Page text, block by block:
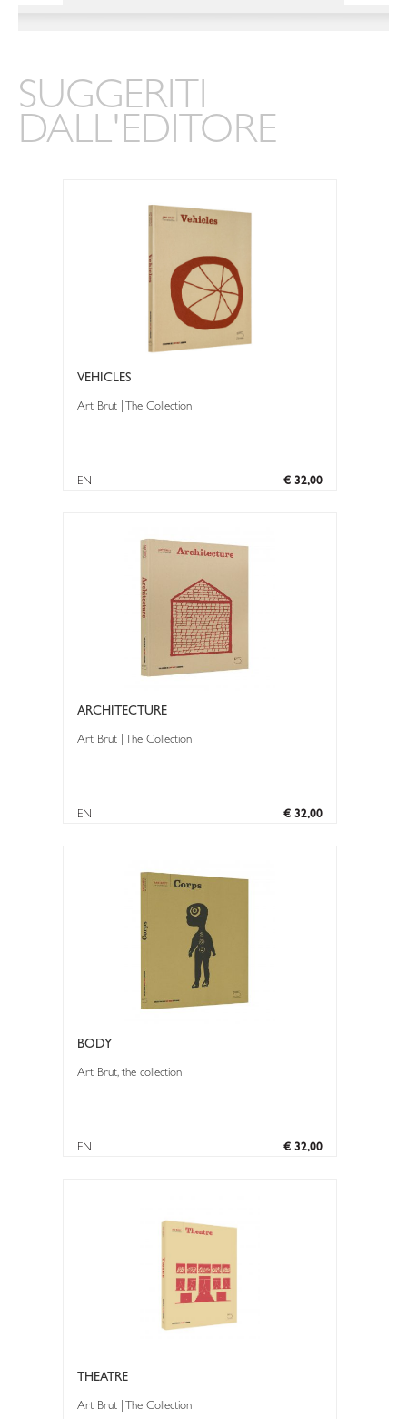
SUGGERITI
DALL'EDITORE
VEHICLES
Art Brut | The Collection
€ 32,00
EN
ARCHITECTURE
Art Brut | The Collection
€ 32,00
EN
BODY
Art Brut, the collection
€ 32,00
EN
THEATRE
Art Brut | The Collection